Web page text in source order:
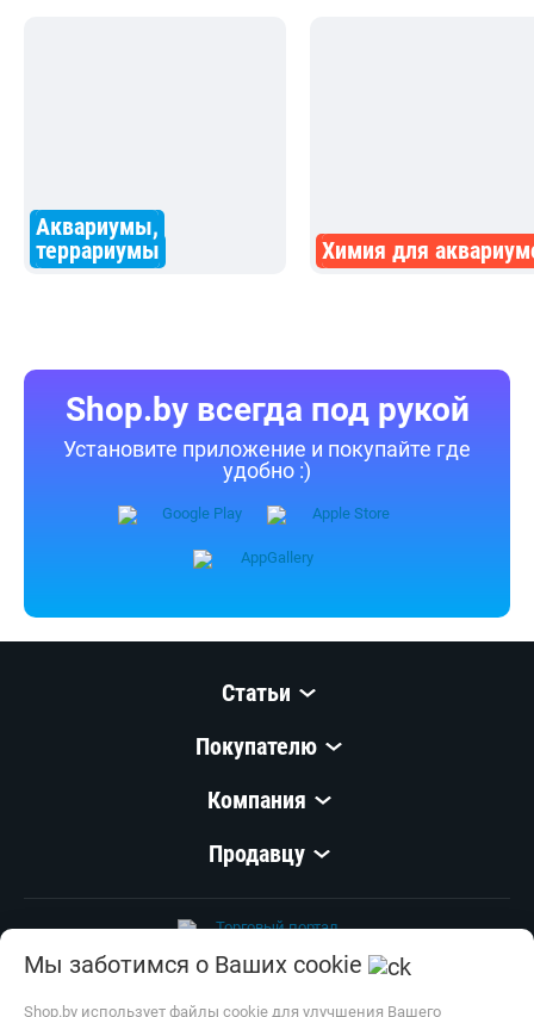
Аквариумы,
террариумы
Химия для
Shop.by всегда под рукой
Установите приложение и покупайте где
удобно :)
Статьи
Покупателю
Компания
Продавцу
© 1999–2026, ООО «Открытый Контакт»УНП 100008738
Мы заботимся о Ваших cookie
Shop.by использует файлы cookie для улучшения Вашего